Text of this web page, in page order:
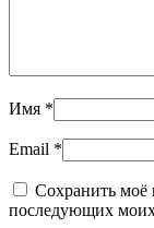
Имя *
Email *
Сохранить моё
последующих